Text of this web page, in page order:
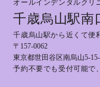
オールインデンタルクリ
千歳烏山駅南
千歳烏山駅から近くて便
〒157-0062
東京都世田谷区南烏山5-
予約不要でも受付可能で